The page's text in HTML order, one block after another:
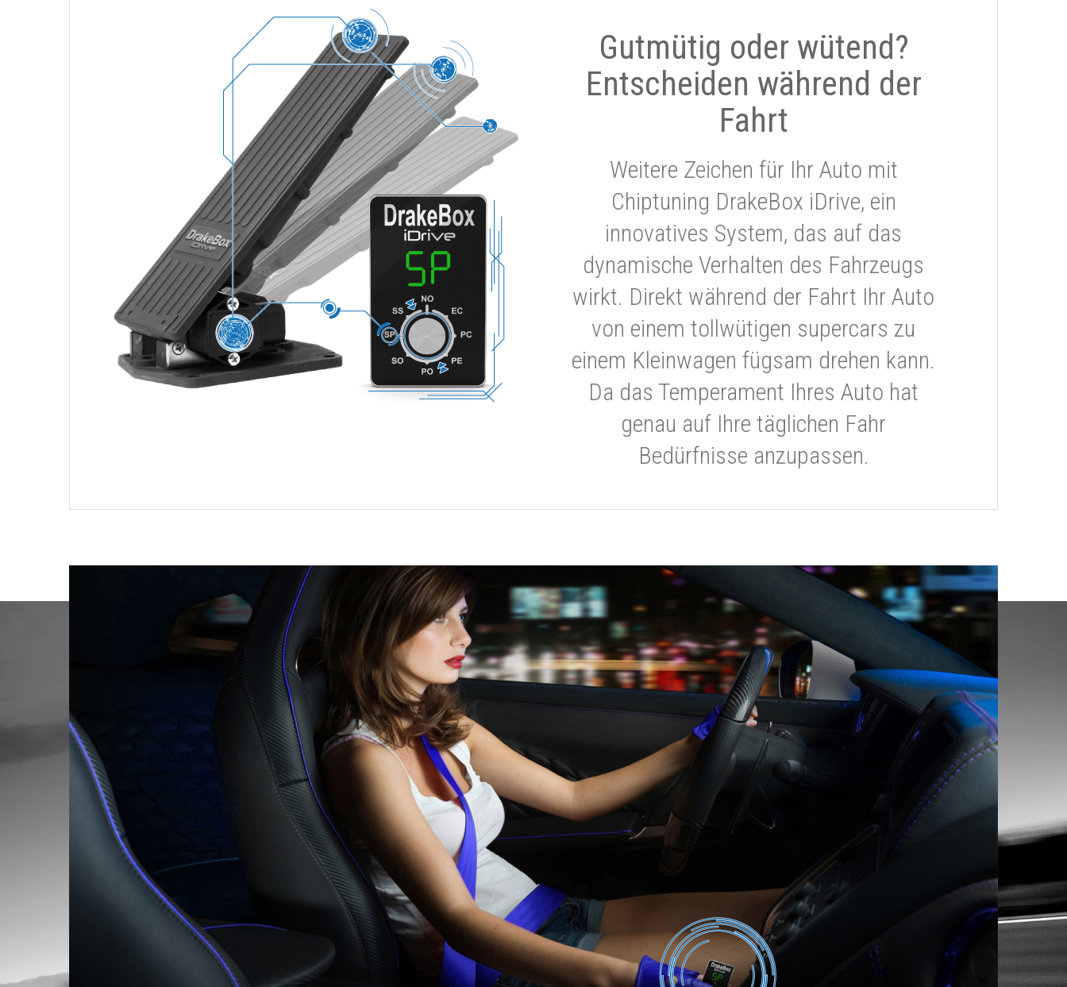
Gutmütig oder wütend?
Entscheiden während der
Fahrt
Weitere Zeichen für Ihr Auto mit
Chiptuning DrakeBox iDrive, ein
innovatives System, das auf das
dynamische Verhalten des Fahrzeugs
wirkt. Direkt während der Fahrt Ihr Auto
von einem tollwütigen supercars zu
einem Kleinwagen fügsam drehen kann.
Da das Temperament Ihres Auto hat
genau auf Ihre täglichen Fahr
Bedürfnisse anzupassen.